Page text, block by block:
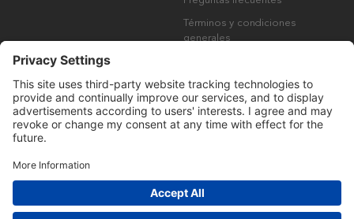
Términos y condiciones
generales
Derechos de autor © Many Brands AB 2023. Todos los derechos